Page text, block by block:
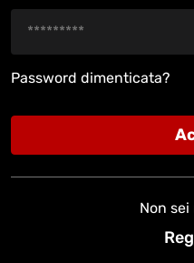
Password dimenticata?
Non